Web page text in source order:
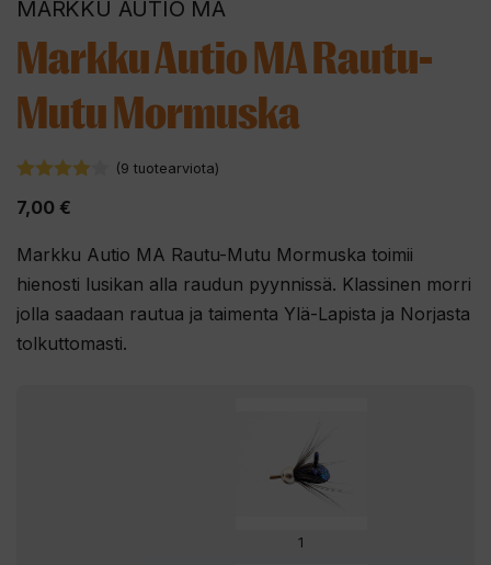
MARKKU AUTIO MA
Markku Autio MA Rautu-
Mutu Mormuska
5:stä
(9 tuotearviota)
7,00 €
Markku Autio MA Rautu-Mutu Mormuska toimii
hienosti lusikan alla raudun pyynnissä. Klassinen morri
jolla saadaan rautua ja taimenta Ylä-Lapista ja Norjasta
tolkuttomasti.
1